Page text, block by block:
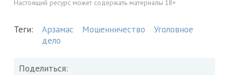
Настоящий ресурс может содержать материалы 18+
Теги: Арзамас Мошенничество
Уголовное
дело
Поделиться: